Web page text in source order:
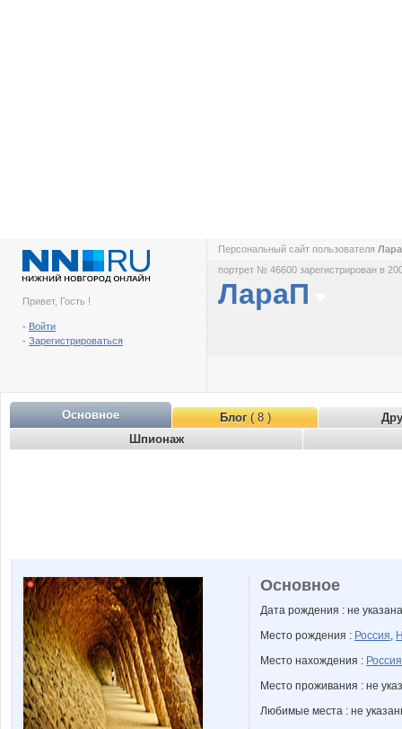
Привет, Гость !
- Войти
- Зарегистрироваться
Персональный сайт пользователя
портрет № 46600 зарегистрирован в
ЛараП
Основное Блог( 8 )
Шпионаж
Основное
Дата рождения : не указана
Место рождения : Россия,
Место нахождения : Россия
Место проживания : не
Любимые места : не